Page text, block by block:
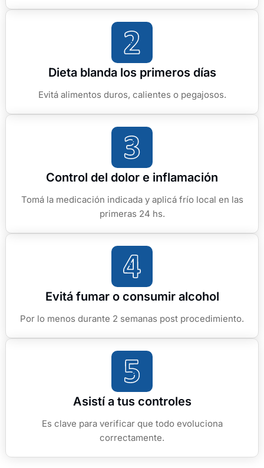
Dieta blanda los primeros días
Evitá alimentos duros, calientes o pegajosos.
Control del dolor e inflamación
Tomá la medicación indicada y aplicá frío local en las
primeras 24 hs.
Evitá fumar o consumir alcohol
Por lo menos durante 2 semanas post procedimiento.
Asistí a tus controles
Es clave para verificar que todo evoluciona
correctamente.